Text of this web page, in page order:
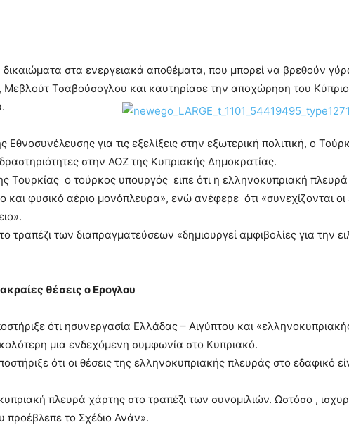
στα ενεργειακά αποθέματα, που μπορεί να βρεθούν
Τσαβούσογλου και καυτηρίασε την αποχώρηση του
για τις εξελίξεις στην εξωτερική πολιτική, ο
στην ΑΟΖ της Κυπριακής Δημοκρατίας.
ο τούρκος υπουργός ειπε ότι η ελληνοκυπριακή πλευρά
και φυσικό αέριο μονόπλευρα», ενώ ανέφερε ότι «συνεχίζονται
των διαπραγματεύσεων «δημιουργεί αμφιβολίες για την
θέσεις ο Ερογλου
ότι ησυνεργασία Ελλάδας – Αιγύπτου και
μια ενδεχόμενη συμφωνία στο Κυπριακό.
ότι οι θέσεις της ελληνοκυπριακής πλευράς στο εδαφικό
πλευρά χάρτης στο τραπέζι των συνομιλιών. Ωστόσο ,
το Σχέδιο Ανάν».